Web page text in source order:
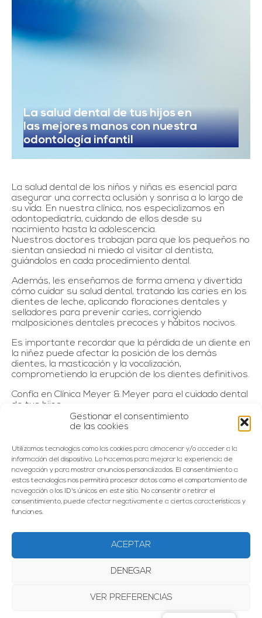
Gestionar el consentimiento
de las cookies
Utilizamos tecnologías como las cookies para almacenar y/o acceder a la
información del dispositivo. Lo hacemos para mejorar la experiencia de
navegación y para mostrar anuncios personalizados. El consentimiento a
estas tecnologías nos permitirá procesar datos como el comportamiento de
navegación o los ID's únicos en este sitio. No consentir o retirar el
consentimiento, puede afectar negativamente a ciertas características y
funciones.
ACEPTAR
DENEGAR
VER PREFERENCIAS
La salud dental de tus hijos en
las mejores manos con nuestra
odontología infantil
La salud dental de los niños y niñas es esencial para
asegurar una correcta oclusión y sonrisa a lo largo de
su vida. En nuestra clínica, nos especializamos en
odontopediatría, cuidando de ellos desde su
nacimiento hasta la adolescencia.
Nuestros doctores trabajan para que los pequeños no
sientan ansiedad ni miedo al visitar al dentista,
guiándolos en cada procedimiento dental.
Además, les enseñamos de forma amena y divertida
cómo cuidar su salud dental, tratando las caries en los
dientes de leche, aplicando floraciones dentales y
selladores para prevenir caries, corrigiendo
malposiciones dentales precoces y hábitos nocivos.
Es importante recordar que la pérdida de un diente en
la niñez puede afectar la posición de los demás
dientes, la masticación y la vocalización,
comprometiendo la erupción de los dientes definitivos.
Confía en Clínica Meyer & Meyer para el cuidado dental
de tus hijos.
65%
de la población se muestra bastante o muy
56%
de los individuos manifestan algún tipo de